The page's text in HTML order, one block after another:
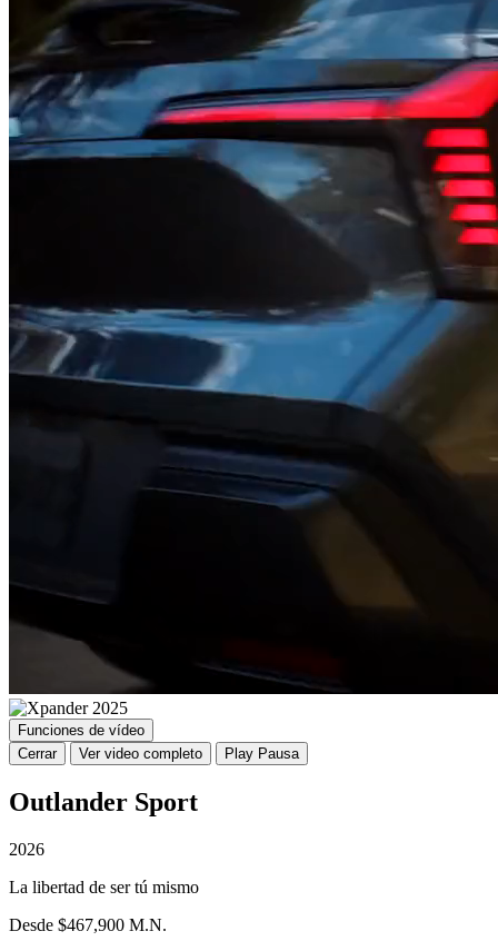
Funciones de vídeo
Cerrar
Ver video completo Play Pausa
Outlander Sport
2026
La libertad de ser tú mismo
Desde $467,900 M.N.